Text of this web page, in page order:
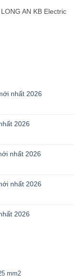
AN KB Electric
nhất 2026
2026
nhất 2026
nhất 2026
2026
mm2